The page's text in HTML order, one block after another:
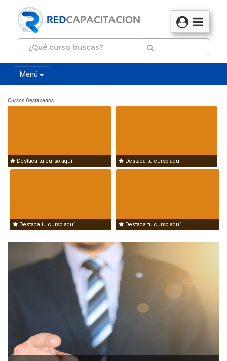
Menú
Cursos Destacados
Destaca tu curso aquí Destaca tu curso aquí
Destaca tu curso aquí Destaca tu curso aquí